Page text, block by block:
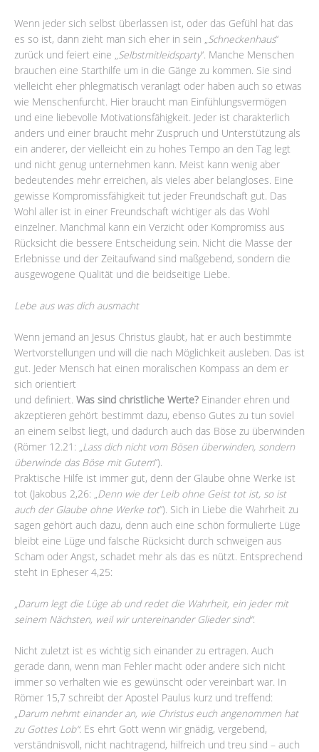
Wenn jeder sich selbst überlassen ist, oder das Gefühl hat das
es so ist, dann zieht man sich eher in sein „Schneckenhaus“
zurück und feiert eine „Selbstmitleidsparty“. Manche Menschen
brauchen eine Starthilfe um in die Gänge zu kommen. Sie sind
vielleicht eher phlegmatisch veranlagt oder haben auch so etwas
wie Menschenfurcht. Hier braucht man Einfühlungsvermögen
und eine liebevolle Motivationsfähigkeit. Jeder ist charakterlich
anders und einer braucht mehr Zuspruch und Unterstützung als
ein anderer, der vielleicht ein zu hohes Tempo an den Tag legt
und nicht genug unternehmen kann. Meist kann wenig aber
bedeutendes mehr erreichen, als vieles aber belangloses. Eine
gewisse Kompromissfähigkeit tut jeder Freundschaft gut. Das
Wohl aller ist in einer Freundschaft wichtiger als das Wohl
einzelner. Manchmal kann ein Verzicht oder Kompromiss aus
Rücksicht die bessere Entscheidung sein. Nicht die Masse der
Erlebnisse und der Zeitaufwand sind maßgebend, sondern die
ausgewogene Qualität und die beidseitige Liebe.
Lebe aus was dich ausmacht
Wenn jemand an Jesus Christus glaubt, hat er auch bestimmte
Wertvorstellungen und will die nach Möglichkeit ausleben. Das ist
gut. Jeder Mensch hat einen moralischen Kompass an dem er
sich orientiert
und definiert. Was sind christliche Werte? Einander ehren und
akzeptieren gehört bestimmt dazu, ebenso Gutes zu tun soviel
an einem selbst liegt, und dadurch auch das Böse zu überwinden
(Römer 12.21: „Lass dich nicht vom Bösen überwinden, sondern
überwinde das Böse mit Gutem“).
Praktische Hilfe ist immer gut, denn der Glaube ohne Werke ist
tot (Jakobus 2,26: „Denn wie der Leib ohne Geist tot ist, so ist
auch der Glaube ohne Werke tot“). Sich in Liebe die Wahrheit zu
sagen gehört auch dazu, denn auch eine schön formulierte Lüge
bleibt eine Lüge und falsche Rücksicht durch schweigen aus
Scham oder Angst, schadet mehr als das es nützt. Entsprechend
steht in Epheser 4,25:
„Darum legt die Lüge ab und redet die Wahrheit, ein jeder mit
seinem Nächsten, weil wir untereinander Glieder sind“.
Nicht zuletzt ist es wichtig sich einander zu ertragen. Auch
gerade dann, wenn man Fehler macht oder andere sich nicht
immer so verhalten wie es gewünscht oder vereinbart war. In
Römer 15,7 schreibt der Apostel Paulus kurz und treffend:
Darum nehmt einander an, wie Christus euch angenommen hat
zu Gottes Lob“. Es ehrt Gott wenn wir gnädig, vergebend,
verständnisvoll, nicht nachtragend, hilfreich und treu sind – auch